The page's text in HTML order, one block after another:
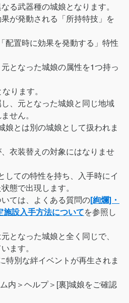
る武器種の城娘となります。
が発動される「所持特技」を
配置時に効果を発動する」特性
元となった城娘の属性を1つ持っ
ります。
、元となった城娘と同じ地域
せん。
娘とは別の城娘として扱われま
衣装替えの対象にはなりませ
しての特性を持ち、入手時にイ
態で出現します。
ては、よくある質問の[絢爛]・
設入手方法についてを参照し
となった城娘と全く同じで、
ます。
特別な絆イベントが再生されま
内＞ヘルプ＞[裏]城娘をご確認